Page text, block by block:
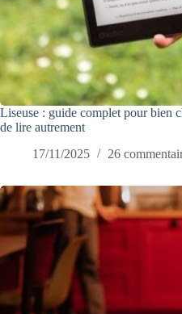
Liseuse : guide complet pour bien
de lire autrement
17/11/2025
26